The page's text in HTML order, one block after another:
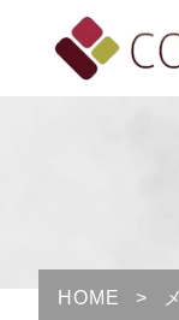
HOME >